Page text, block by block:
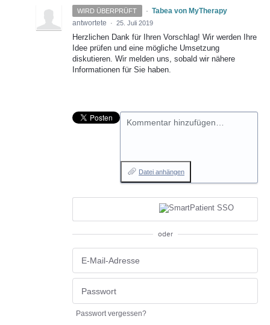
WIRD ÜBERPRÜFT · Tabea von MyTherapy
antwortete
· 25. Juli 2019
Herzlichen Dank für Ihren Vorschlag! Wir werden Ihre
Idee prüfen und eine mögliche Umsetzung
diskutieren. Wir melden uns, sobald wir nähere
Informationen für Sie haben.
Kommentar hinzufügen…
Datei anhängen
oder
Passwort vergessen?